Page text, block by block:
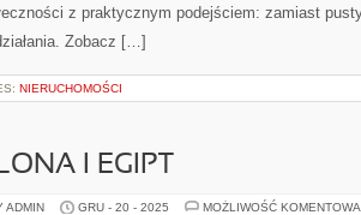
z praktycznym podejściem: zamiast
Zobacz […]
NIERUCHOMOŚCI
I EGIPT
ADMIN GRU - 20 - 2025 MOŻLIWOŚĆ